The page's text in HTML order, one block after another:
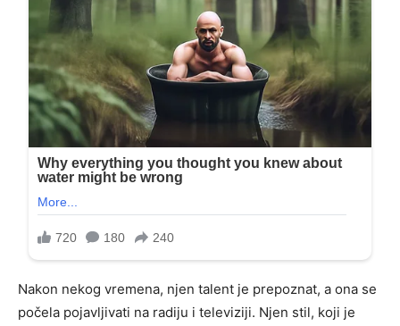
Nakon nekog vremena, njen talent je prepoznat, a ona se
počela pojavljivati na radiju i televiziji. Njen stil, koji je